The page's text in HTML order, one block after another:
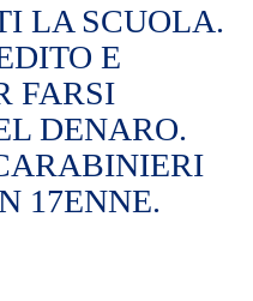
LA SCUOLA.
E
FARSI
DENARO.
17ENNE.